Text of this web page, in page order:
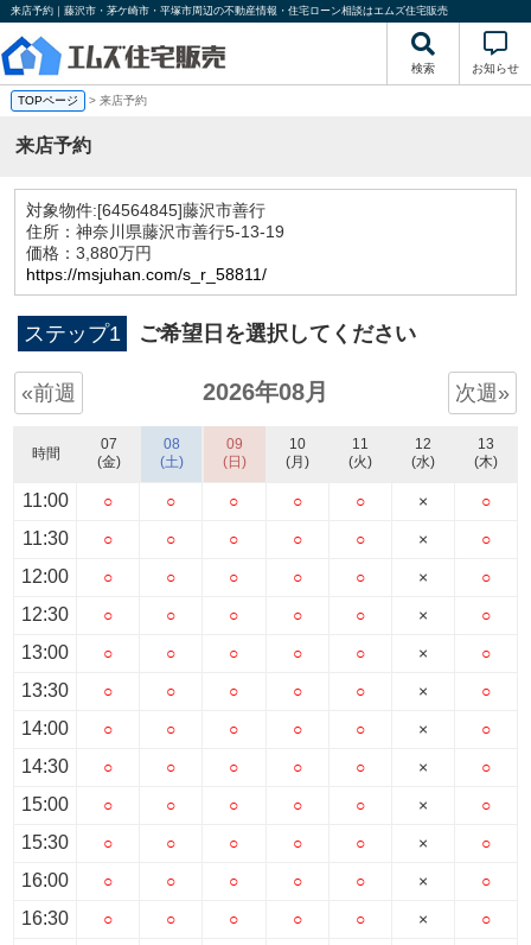
来店予約｜藤沢市・茅ケ崎市・平塚市周辺の不動産情報・住宅ローン相談はエムズ住宅販売
検索 お知らせ
TOPページ > 来店予約
来店予約
対象物件:[64564845]藤沢市善行
住所：神奈川県藤沢市善行5-13-19
価格：3,880万円
https://msjuhan.com/s_r_58811/
ステップ1 ご希望日を選択してください
«前週 2026年08月 次週»
時間
11:00
11:30
12:00
12:30
13:00
13:30
14:00
14:30
15:00
15:30
16:00
16:30
07
(金)
○
○
○
○
○
○
○
○
○
○
○
○
08
(土)
○
○
○
○
○
○
○
○
○
○
○
○
09
(日)
○
○
○
○
○
○
○
○
○
○
○
○
10
(月)
○
○
○
○
○
○
○
○
○
○
○
○
11
(火)
○
○
○
○
○
○
○
○
○
○
○
○
12
(水)
×
×
×
×
×
×
×
×
×
×
×
×
13
(木)
○
○
○
○
○
○
○
○
○
○
○
○